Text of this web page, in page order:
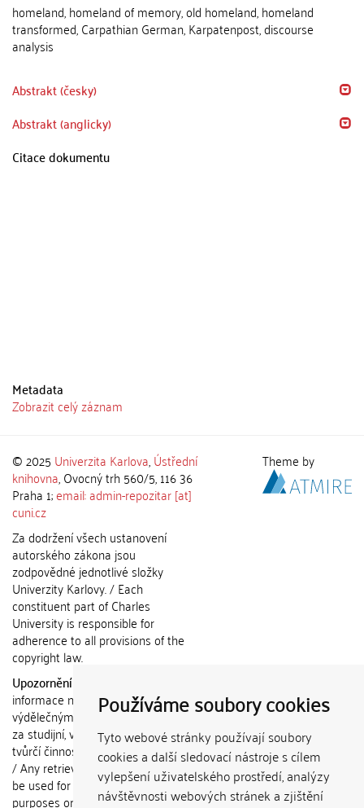
Používáme soubory cookies
Tyto webové stránky používají soubory
cookies a další sledovací nástroje s cílem
vylepšení uživatelského prostředí, analýzy
návštěvnosti webových stránek a zjištění
homeland, homeland of memory, old homeland, homeland
transformed, Carpathian German, Karpatenpost, discourse
analysis
Abstrakt (česky)
Abstrakt (anglicky)
Citace dokumentu
Metadata
Zobrazit celý záznam
© 2025 Univerzita Karlova,Ústřední
knihovna, Ovocný trh 560/5, 116 36
Praha 1;email: admin-repozitar [at]
cuni.cz
Za dodržení všech ustanovení
autorského zákona jsou
zodpovědné jednotlivé složky
Univerzity Karlovy. / Each
constituent part of Charles
University is responsible for
adherence to all provisions of the
copyright law.
Upozornění / Notice:
informace nemohou být použity k
výdělečným účelům nebo vydávány
za studijní, vědeckou nebo jinou
tvůrčí činnost jiné osoby než autora.
/ Any retrieved information shall not
be used for any commercial
purposes or claimed as results of
Theme by